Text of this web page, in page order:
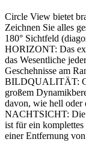
Circle View bietet
Zeichnen Sie alles
180° Sichtfeld
HORIZONT: Das
das Wesentliche
Geschehnisse am
BILDQUALITÄT:
großem
davon, wie hell
NACHTSICHT: Die
ist für ein
einer Entfernung